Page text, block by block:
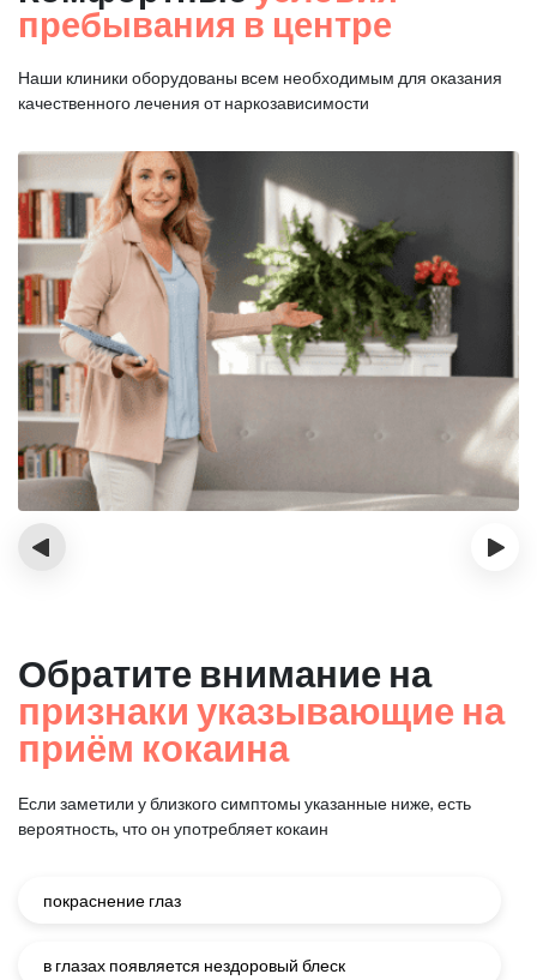
пребывания в центре
Наши клиники оборудованы всем необходимым для оказания
качественного лечения от наркозависимости
‹ ›
Обратите внимание на
признаки указывающие на
приём кокаина
Если заметили у близкого симптомы указанные ниже, есть
вероятность, что он употребляет кокаин
покраснение глаз
в глазах появляется нездоровый блеск